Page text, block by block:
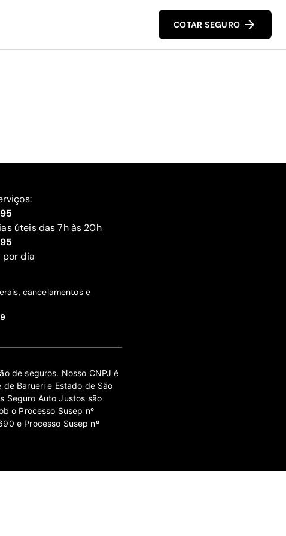
COTAR SEGURO
úteis das 7h às 20h
por dia
cancelamentos e
de seguros. Nosso CNPJ é
Barueri e Estado de São
Seguro Auto Justos são
o Processo Susep nº
e Processo Susep nº